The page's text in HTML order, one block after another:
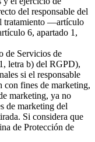
del responsable del
tratamiento —artículo
6, apartado 1,
de Servicios de
letra b) del RGPD),
si el responsable
con fines de marketing,
marketing, ya no
de marketing del
Si considera que
de Protección de